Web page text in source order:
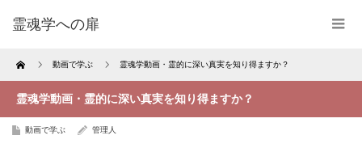
霊魂学への扉
Home 動画で学ぶ 霊魂学動画・霊的に深い真実を知り得ますか？
霊魂学動画・霊的に深い真実を知り得ますか？
動画で学ぶ 管理人